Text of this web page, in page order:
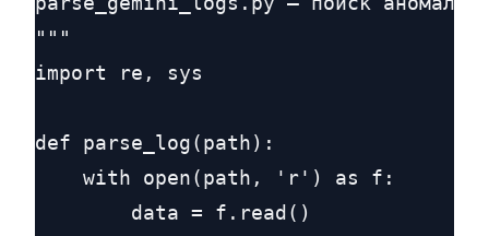
"""
import re, sys
def parse_log(path):
    with open(path, 'r') as f:
        data = f.read()